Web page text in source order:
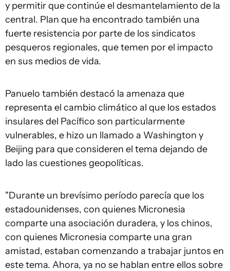
y permitir que continúe el desmantelamiento de la
central. Plan que ha encontrado también una
fuerte resistencia por parte de los sindicatos
pesqueros regionales, que temen por el impacto
en sus medios de vida.
Panuelo también destacó la amenaza que
representa el cambio climático al que los estados
insulares del Pacífico son particularmente
vulnerables, e hizo un llamado a Washington y
Beijing para que consideren el tema dejando de
lado las cuestiones geopolíticas.
"Durante un brevísimo período parecía que los
estadounidenses, con quienes Micronesia
comparte una asociación duradera, y los chinos,
con quienes Micronesia comparte una gran
amistad, estaban comenzando a trabajar juntos en
este tema. Ahora, ya no se hablan entre ellos sobre